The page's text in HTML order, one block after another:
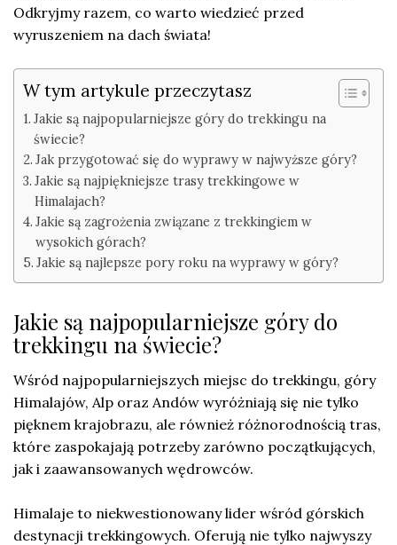
Odkryjmy razem, co warto wiedzieć przed
wyruszeniem na dach świata!
W tym artykule przeczytasz
Jakie są najpopularniejsze góry do trekkingu na
świecie?
Jak przygotować się do wyprawy w najwyższe góry?
Jakie są najpiękniejsze trasy trekkingowe w
Himalajach?
Jakie są zagrożenia związane z trekkingiem w
wysokich górach?
Jakie są najlepsze pory roku na wyprawy w góry?
Jakie są najpopularniejsze góry do
trekkingu na świecie?
Wśród najpopularniejszych miejsc do trekkingu, góry
Himalajów, Alp oraz Andów wyróżniają się nie tylko
pięknem krajobrazu, ale również różnorodnością tras,
które zaspokajają potrzeby zarówno początkujących,
jak i zaawansowanych wędrowców.
Himalaje to niekwestionowany lider wśród górskich
destynacji trekkingowych. Oferują nie tylko najwyszy